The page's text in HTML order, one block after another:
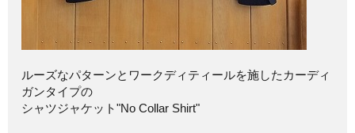
ルーズなパターンとワークディティールを施したカーディ
ガンタイプの
シャツジャケット"No Collar Shirt"